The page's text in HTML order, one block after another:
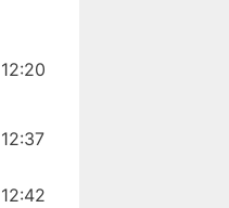
12:20
12:37
12:42